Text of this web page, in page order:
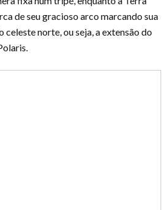
de seu gracioso arco marcando sua
norte, ou seja, a extensão do